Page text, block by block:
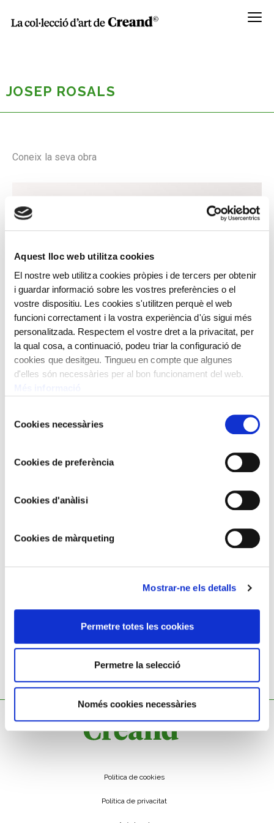
Aquest lloc web utilitza cookies
El nostre web utilitza cookies pròpies i de tercers per obtenir
i guardar informació sobre les vostres preferències o el
vostre dispositiu. Les cookies s'utilitzen perquè el web
funcioni correctament i la vostra experiència d'ús sigui més
personalitzada. Respectem el vostre dret a la privacitat, per
la qual cosa, a continuació, podeu triar la configuració de
cookies que desitgeu. Tingueu en compte que algunes
d'elles són necessàries per al bon funcionament del web.
deCookies necessàries
Cookies de preferència
Cookies d'anàlisi
Cookies de màrqueting
Mostrar-ne els detalls
Permetre totes les cookies
Permetre la selecció
Només cookies necessàries
Menú
JOSEP ROSALS
Coneix la seva obra
Política de cookies
Política de privacitat